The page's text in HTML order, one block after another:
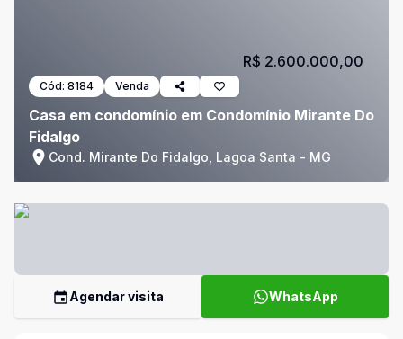
Cód: 8184 Venda
Casa em condomínio em Condomínio Mirante Do
Fidalgo
Cond. Mirante Do Fidalgo, Lagoa Santa - MG
R$ 2.600.000,00
Agendar visita WhatsApp